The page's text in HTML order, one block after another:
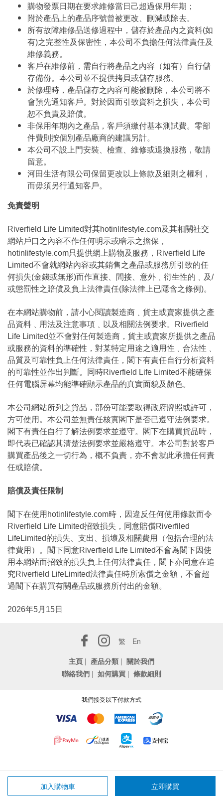
加入購物車 立即購買
購物發票日期在要求維修當日己超過保用年期；
附於產品上的產品序號曾被更改、刪減或除去。
所有故障維修品送修過程中，儲存於產品內之資料(如
有)之完整性及保密性，本公司不負擔任何法律責任及
維修義務。
客戶在維修前，需自行將產品之內容（如有）自行儲
存備份。本公司並不提供拷貝或儲存服務。
於修理時，產品儲存之內容可能被刪除，本公司將不
會預先通知客戶。對於因而引致資料之損失，本公司
恕不負責及賠償。
非保用年期內之產品，客戶須繳付基本測試費。零部
件費則按個別產品廠商的建議另計。
本公司不設上門安裝、檢查、維修或退換服務，敬請
留意。
河田生活有限公司保留更改以上條款及細則之權利，
而毋須另行通知客戶。
免責聲明
Riverfield Life Limited對其hotinlifestyle.com及其相關社交
網站戶口之內容不作任何明示或暗示之擔保，
hotinlifestyle.com只提供網上購物及服務，Riverfield Life
Limited不會就網站內容或其銷售之產品或服務所引致的任
何損失(金錢或無形)而作直接、間接、意外﹑衍生性的﹑及/
或懲罰性之賠償及負上法律責任(除法律上已隱含之條例)。
在本網站購物前，請小心閱讀製造商﹑貨主或賣家提供之產
品資料﹑用法及注意事項﹑以及相關法例要求。Riverfield
Life Limited並不會對任何製造商，貨主或賣家所提供之產品
或服務的資料的準確性，對某特定用途之適用性﹑合法性﹑
品質及可靠性負上任何法律責任，閣下有責任自行分析資料
的可靠性並作出判斷。同時Riverfield Life Limited不能確保
任何電腦屏幕均能準確顯示產品的真實面貌及顏色。
本公司網站所列之貨品，部份可能要取得政府牌照或許可，
方可使用。本公司並無責任核實閣下是否已遵守法例要求。
閣下有責任自行了解法例要求並遵守。閣下在購買貨品時，
即代表已確認其清楚法例要求並嚴格遵守。本公司對於客戶
購買產品後之一切行為，概不負責，亦不會就此承擔任何責
任或賠償。
賠償及責任限制
閣下在使用hotinlifestyle.com時，因違反任何使用條款而令
Riverfield Life Limited招致損失，同意賠償Riverfiled
LifeLimited的損失、支出、損壞及相關費用（包括合理的法
律費用）。閣下同意Riverfield Life Limited不會為閣下因使
用本網站而招致的損失負上任何法律責任，閣下亦同意在追
究Riverfield LifeLimited法律責任時所索償之金額，不會超
過閣下在購買有關產品或服務所付出的金額。
2026年5月15日
繁
En
主頁 | 產品分類 | 關於我們
聯絡我們 | 如何購買 | 條款細則
我們接受以下付款方式